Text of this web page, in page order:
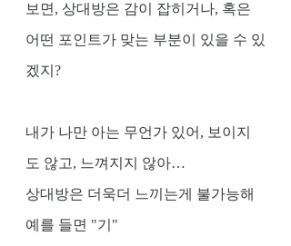
보면, 상대방은 감이 잡히거나, 혹은
어떤 포인트가 맞는 부분이 있을 수 있
겠지?
내가 나만 아는 무언가 있어, 보이지
도 않고, 느껴지지 않아…
상대방은 더욱더 느끼는게 불가능해
예를 들면 "기"